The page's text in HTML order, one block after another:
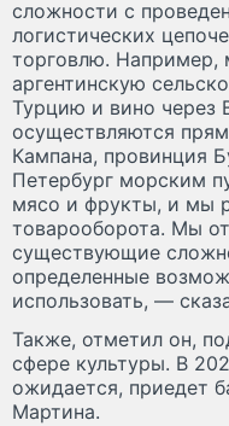
сложности с
логистических
торговлю. Например,
аргентинскую
Турцию и вино через
осуществляются
Кампана, провинция
Петербург морским
мясо и фрукты, и мы
товарооборота. Мы
существующие
определенные
использовать, —
Также, отметил он,
сфере культуры. В
ожидается, приедет
Мартина.